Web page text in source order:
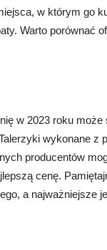
w którym go
Warto porównać
w 2023 roku
wykonane z
producentów
cenę.
a najważniejsze